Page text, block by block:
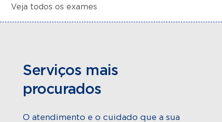
Veja todos os exames
Serviços mais
procurados
O atendimento e o cuidado que a sua